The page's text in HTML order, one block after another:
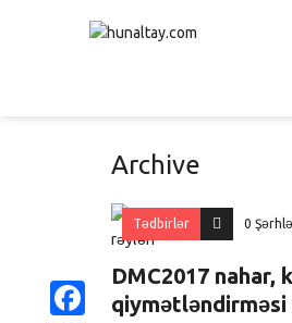
Archive
Tədbirlər 0
DMC2017 nahar,